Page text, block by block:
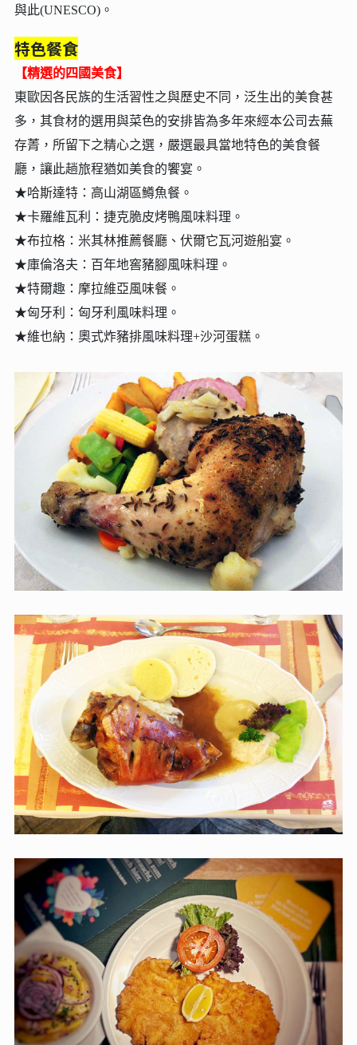
與此(UNESCO)。
特色餐食
【精選的四國美食】
東歐因各民族的生活習性之與歷史不同，泛生出的美食甚
多，其食材的選用與菜色的安排皆為多年來經本公司去蕪
存菁，所留下之精心之選，嚴選最具當地特色的美食餐
廳，讓此趟旅程猶如美食的饗宴。
★哈斯達特：高山湖區鱒魚餐。
★卡羅維瓦利：捷克脆皮烤鴨風味料理 。
★布拉格：米其林推薦餐廳、伏爾它瓦河遊船宴。
★庫倫洛夫：百年地窖豬腳風味料理。
★特爾趣：摩拉維亞風味餐。
★匈牙利：匈牙利風味料理。
★維也納：奧式炸豬排風味料理+沙河蛋糕。